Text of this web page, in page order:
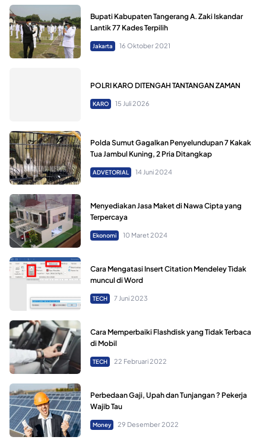
Bupati Kabupaten Tangerang A. Zaki Iskandar
Lantik 77 Kades Terpilih
Jakarta 16 Oktober 2021
POLRI KARO DITENGAH TANTANGAN ZAMAN
KARO 15 Juli 2026
Polda Sumut Gagalkan Penyelundupan 7 Kakak
Tua Jambul Kuning, 2 Pria Ditangkap
ADVETORIAL 14 Juni 2024
Menyediakan Jasa Maket di Nawa Cipta yang
Terpercaya
Ekonomi 10 Maret 2024
Cara Mengatasi Insert Citation Mendeley Tidak
muncul di Word
TECH 7 Juni 2023
Cara Memperbaiki Flashdisk yang Tidak Terbaca
di Mobil
TECH 22 Februari 2022
Perbedaan Gaji, Upah dan Tunjangan ? Pekerja
Wajib Tau
Money 29 Desember 2022